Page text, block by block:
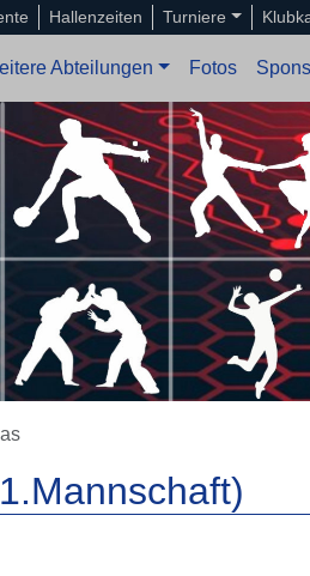
Hallenzeiten Turniere
Abteilungen Fotos